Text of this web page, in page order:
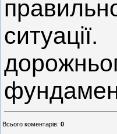
Всього коментарів: 0